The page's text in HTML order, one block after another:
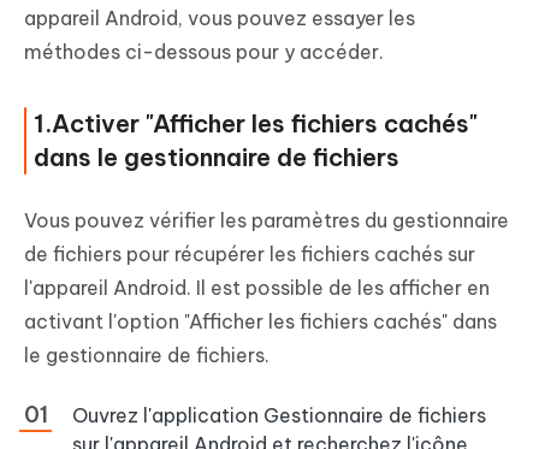
appareil Android, vous pouvez essayer les
méthodes ci-dessous pour y accéder.
1.Activer "Afficher les fichiers cachés"
dans le gestionnaire de fichiers
Vous pouvez vérifier les paramètres du gestionnaire
de fichiers pour récupérer les fichiers cachés sur
l'appareil Android. Il est possible de les afficher en
activant l'option "Afficher les fichiers cachés" dans
le gestionnaire de fichiers.
Ouvrez l'application Gestionnaire de fichiers
sur l'appareil Android et recherchez l'icône